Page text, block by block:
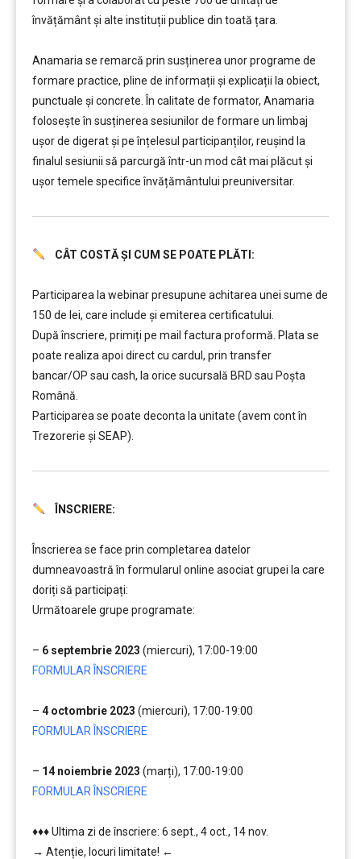
învățământ şi alte instituții publice din toată țara.
Anamaria se remarcă prin susținerea unor programe de
formare practice, pline de informații și explicații la obiect,
punctuale și concrete. În calitate de formator, Anamaria
folosește în susținerea sesiunilor de formare un limbaj
ușor de digerat și pe înțelesul participanților, reușind la
finalul sesiunii să parcurgă într-un mod cât mai plăcut și
ușor temele specifice învățământului preuniversitar.
CÂT COSTĂ ȘI CUM SE POATE PLĂTI:
Participarea la webinar presupune achitarea unei sume de
150 de lei, care include şi emiterea certificatului.
După înscriere, primiți pe mail factura proformă. Plata se
poate realiza apoi direct cu cardul, prin transfer
bancar/OP sau cash, la orice sucursală BRD sau Poșta
Română.
Participarea se poate deconta la unitate (avem cont în
Trezorerie și SEAP).
ÎNSCRIERE:
Înscrierea se face prin completarea datelor
dumneavoastră în formularul online asociat grupei la care
doriți să participați:
Următoarele grupe programate:
– 6 septembrie 2023 (miercuri), 17:00-19:00
FORMULAR ÎNSCRIERE
– 4 octombrie 2023 (miercuri), 17:00-19:00
FORMULAR ÎNSCRIERE
– 14 noiembrie 2023 (marți), 17:00-19:00
FORMULAR ÎNSCRIERE
♦♦♦ Ultima zi de înscriere: 6 sept., 4 oct., 14 nov.
→ Atenție, locuri limitate! ←